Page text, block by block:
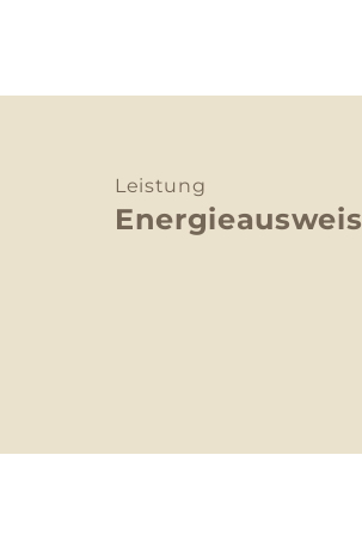
Leistung
Energieausweis